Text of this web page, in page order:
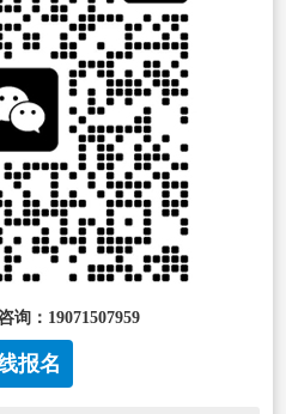
询：19071507959
报名